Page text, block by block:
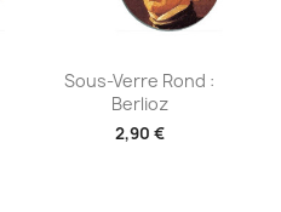
Aperçu rapide
Sous-Verre Rond :
Berlioz
2,90 €